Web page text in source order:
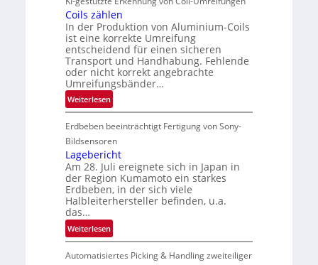
u
n
r
e
n
i
t
u
t
s
l
e
i
i
n
Coils zählen
In der Produktion von Aluminium-Coils
ist eine korrekte Umreifung
entscheidend für einen sicheren
Transport und Handhabung. Fehlende
oder nicht korrekt angebrachte
Umreifungsbänder…
Weiterlesen:
C
o
i
l
s
z
ä
h
l
e
Erdbeben beeinträchtigt Fertigung von Sony-
Bildsensoren
Lagebericht
Am 28. Juli ereignete sich in Japan in
der Region Kumamoto ein starkes
Erdbeben, in der sich viele
Halbleiterhersteller befinden, u.a.
das…
Weiterlesen:
L
a
Automatisiertes Picking & Handling zweiteiliger